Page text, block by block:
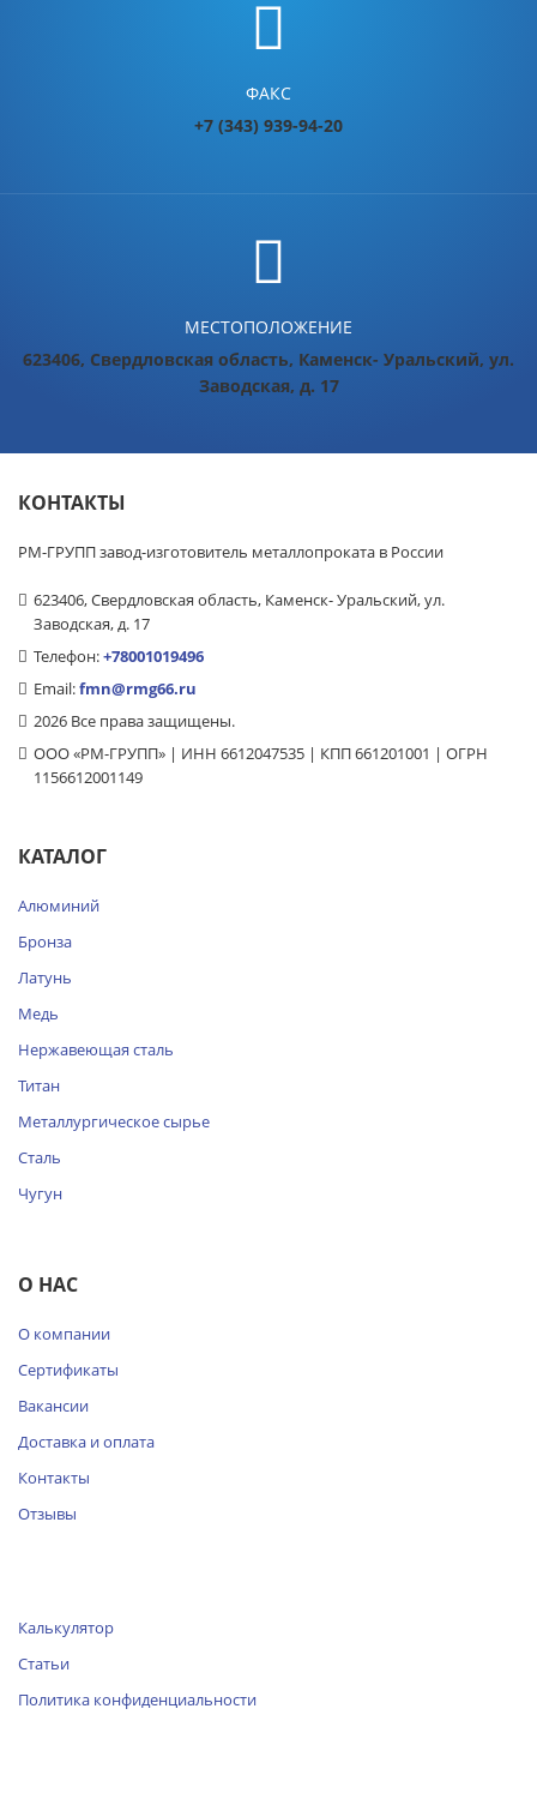
ФАКС
+7 (343) 939-94-20
МЕСТОПОЛОЖЕНИЕ
623406, Свердловская область, Каменск- Уральский, ул.
Заводская, д. 17
КОНТАКТЫ
РМ-ГРУПП завод-изготовитель металлопроката в России
623406, Свердловская область, Каменск- Уральский, ул.
Заводская, д. 17
Телефон:+78001019496
Email:fmn@rmg66.ru
2026 Все права защищены.
ООО «РМ-ГРУПП» | ИНН 6612047535 | КПП 661201001 | ОГРН
1156612001149
КАТАЛОГ
Алюминий
Бронза
Латунь
Медь
Нержавеющая сталь
Титан
Металлургическое сырье
Сталь
Чугун
О НАС
О компании
Сертификаты
Вакансии
Доставка и оплата
Контакты
Отзывы
Калькулятор
Статьи
Политика конфиденциальности